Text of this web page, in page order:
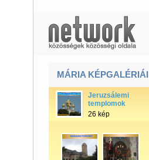
MÁRIA KÉPGALÉRIÁI
Jeruzsálemi
templomok
26 kép